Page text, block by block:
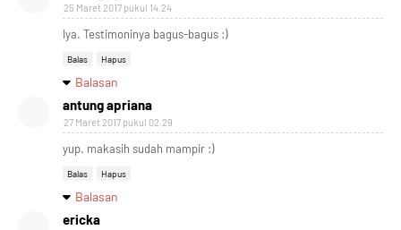
25 Maret 2017 pukul 14.24
Iya. Testimoninya bagus-bagus :)
Balas Hapus
Balasan
antung apriana
27 Maret 2017 pukul 02.29
yup. makasih sudah mampir :)
Balas Hapus
Balasan
ericka